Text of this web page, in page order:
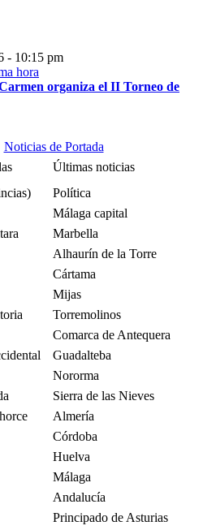
- 10:15 pm
organiza el II Torneo de
Noticias de Portada
Últimas noticias
Política
Málaga capital
Marbella
Alhaurín de la Torre
Cártama
Mijas
Torremolinos
Comarca de Antequera
Guadalteba
Nororma
Sierra de las Nieves
Almería
Córdoba
Huelva
Málaga
Andalucía
Principado de Asturias